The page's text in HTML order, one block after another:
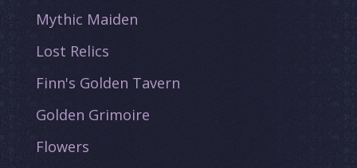
Mythic Maiden
Lost Relics
Finn's Golden Tavern
Golden Grimoire
Flowers